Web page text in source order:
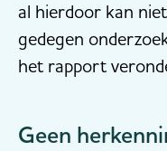
al hierdoor kan
gedegen
het rapport
Geen